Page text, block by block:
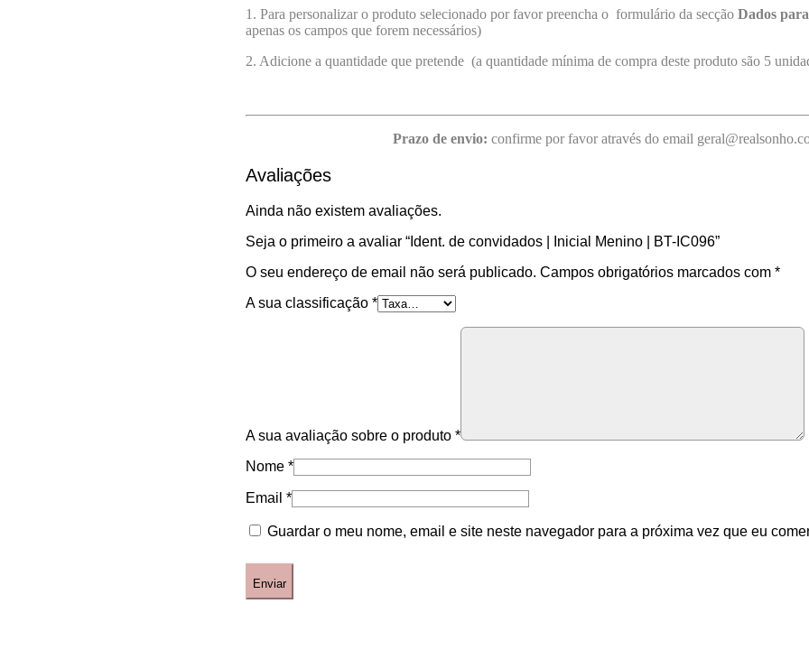
1. Para personalizar o produto selecionado por favor preencha o formulário da secção Dados
apenas os campos que forem necessários)
2. Adicione a quantidade que pretende (a quantidade mínima de compra deste produto são 5
Prazo de envio: confirme por favor através do email
Avaliações
Ainda não existem avaliações.
Seja o primeiro a avaliar “Ident. de convidados | Inicial Menino | BT-IC096”
O seu endereço de email não será publicado. Campos obrigatórios marcados com *
A sua classificação *
A sua avaliação sobre o produto *
Nome *
Email *
Guardar o meu nome, email e site neste navegador para a próxima vez que eu